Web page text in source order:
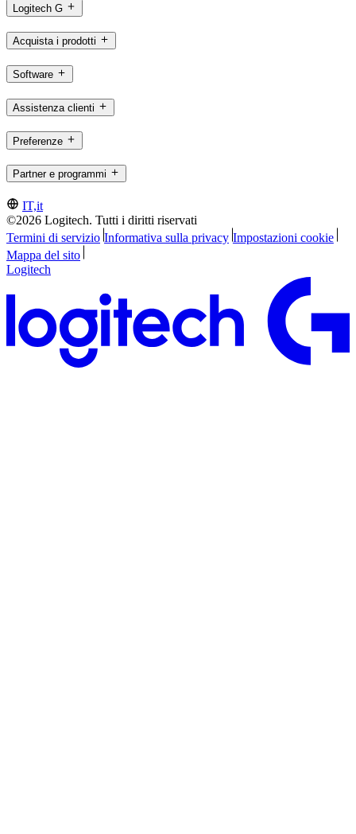
Logitech G
Acquista i prodotti
Software
Assistenza clienti
Preferenze
Partner e programmi
IT,it
©2026 Logitech. Tutti i diritti riservati
Termini di servizio Informativa sulla privacy Impostazioni cookie
Mappa del sito
Logitech